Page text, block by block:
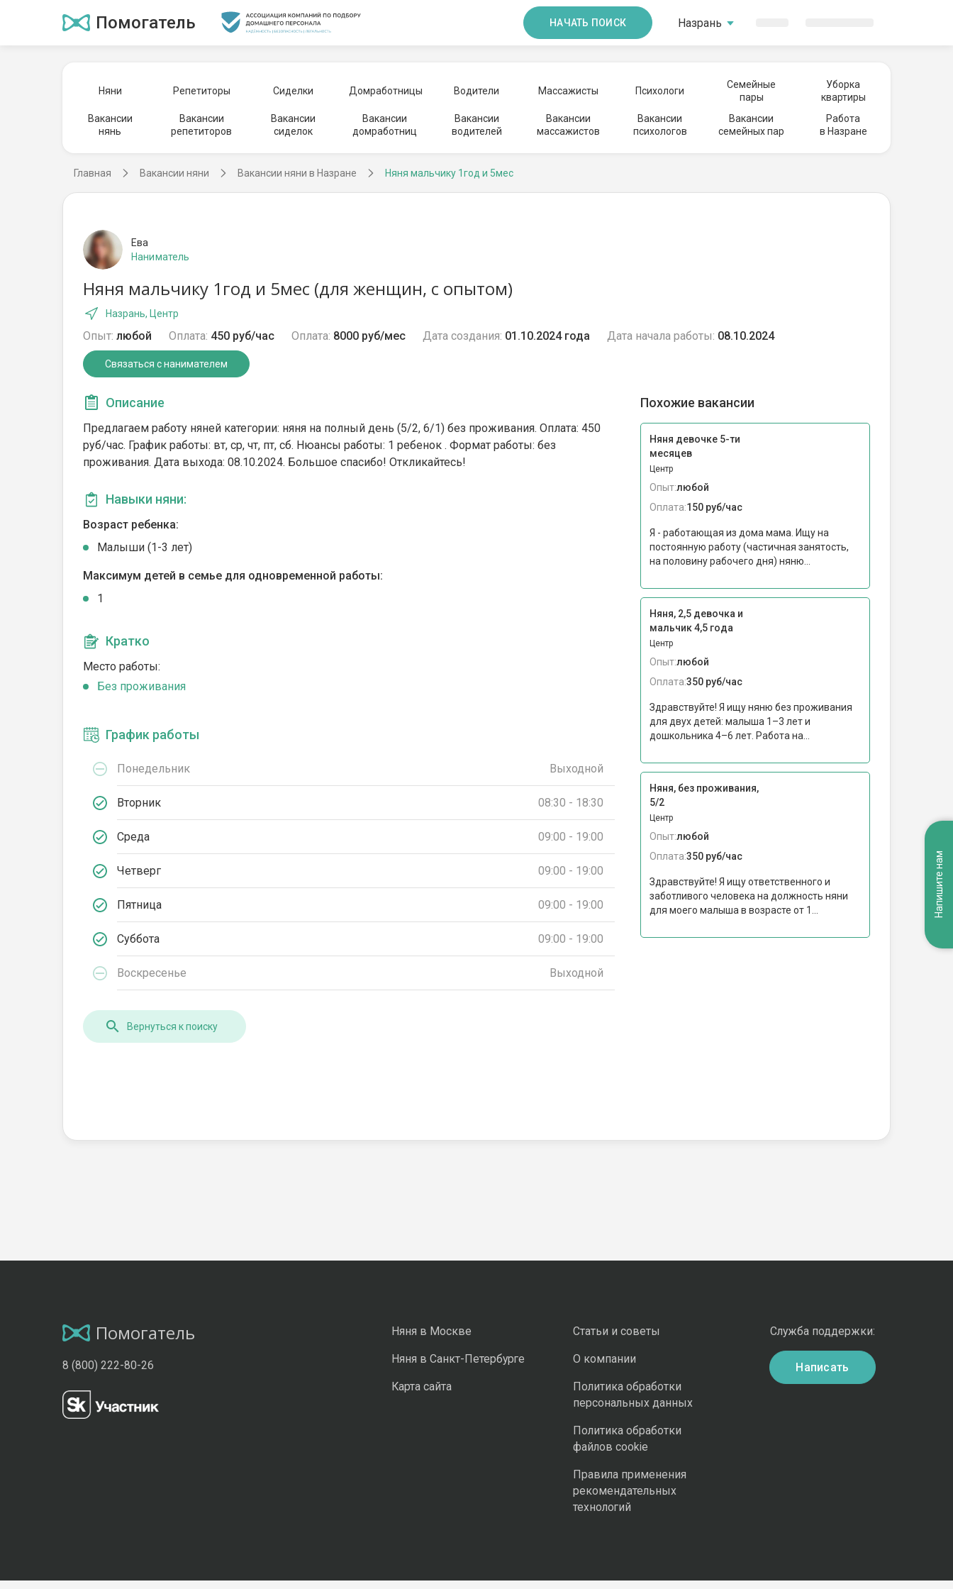
Помогатель НАЧАТЬ ПОИСК Назрань
Няни Репетиторы Сиделки Домработницы Водители Массажисты Психологи
Семейные
пары
Уборка
квартиры
Вакансии
нянь
Вакансии
репетиторов
Вакансии
сиделок
Вакансии
домработниц
Вакансии
водителей
Вакансии
массажистов
Вакансии
психологов
Вакансии
семейных пар
Работа
в Назране
Главная Вакансии няни Вакансии няни в Назране Няня мальчику 1год и 5мес
Ева
Наниматель
Няня мальчику 1год и 5мес (для женщин, с опытом)
Назрань, Центр
Опыт: любой Оплата: 450 руб/час Оплата: 8000 руб/мес Дата создания: 01.10.2024 года Дата начала работы: 08.10.2024
Связаться с нанимателем
Описание
Предлагаем работу няней категории: няня на полный день (5/2, 6/1) без проживания. Оплата: 450
руб/час. График работы: вт, ср, чт, пт, сб. Нюансы работы: 1 ребенок . Формат работы: без
проживания. Дата выхода: 08.10.2024. Большое спасибо! Откликайтесь!
Навыки няни:
Возраст ребенка:
Малыши (1-3 лет)
Максимум детей в семье для одновременной работы:
1
Кратко
Место работы:
Без проживания
График работы
Понедельник Выходной
Вторник 08:30 - 18:30
Среда 09:00 - 19:00
Четверг 09:00 - 19:00
Пятница 09:00 - 19:00
Суббота 09:00 - 19:00
Воскресенье Выходной
Похожие вакансии
Няня девочке 5-ти
месяцев
Центр
Опыт:любой
Оплата:150 руб/час
Я - работающая из дома мама. Ищу на
постоянную работу (частичная занятость,
на половину рабочего дня) няню...
Няня, 2,5 девочка и
мальчик 4,5 года
Центр
Опыт:любой
Оплата:350 руб/час
Здравствуйте! Я ищу няню без проживания
для двух детей: малыша 1–3 лет и
дошкольника 4–6 лет. Работа на...
Няня, без проживания,
5/2
Центр
Опыт:любой
Оплата:350 руб/час
Здравствуйте! Я ищу ответственного и
заботливого человека на должность няни
для моего малыша в возрасте от 1...
Вернуться к поиску
Помогатель
8 (800) 222-80-26
Няня в Москве
Няня в Санкт-Петербурге
Карта сайта
Статьи и советы
О компании
Политика обработки
персональных данных
Политика обработки
файлов cookie
Правила применения
рекомендательных
технологий
Служба поддержки:
Написать
Напишите нам